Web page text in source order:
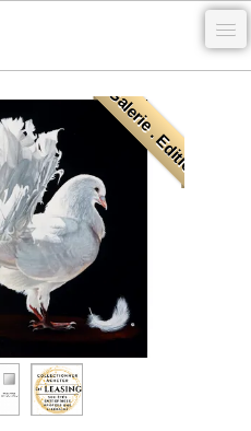
. Galerie . Edition